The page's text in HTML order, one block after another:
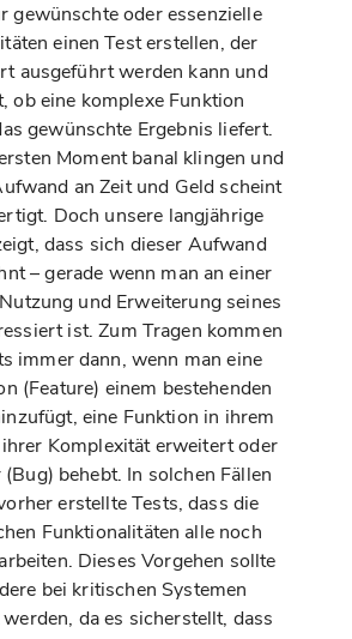
gewünschte oder essenzielle
einen Test erstellen, der
ausgeführt werden kann und
ob eine komplexe Funktion
gewünschte Ergebnis liefert.
Moment banal klingen und
an Zeit und Geld scheint
Doch unsere langjährige
dass sich dieser Aufwand
– gerade wenn man an einer
und Erweiterung seines
ist. Zum Tragen kommen
immer dann, wenn man eine
(Feature) einem bestehenden
eine Funktion in ihrem
Komplexität erweitert oder
behebt. In solchen Fällen
erstellte Tests, dass die
Funktionalitäten alle noch
Dieses Vorgehen sollte
bei kritischen Systemen
da es sicherstellt, dass